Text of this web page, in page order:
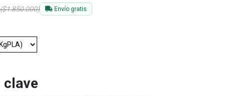
($1.850.000) Envío gratis